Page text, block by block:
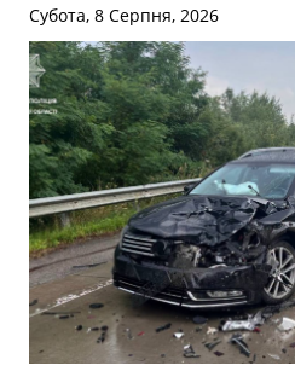
Субота, 8 Серпня, 2026